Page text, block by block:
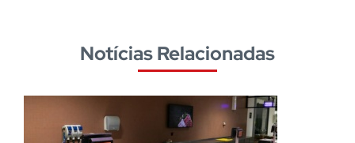
Notícias Relacionadas